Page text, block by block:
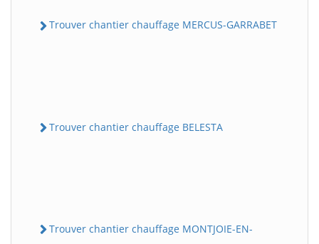
Trouver chantier chauffage MERCUS-GARRABET
Trouver chantier chauffage BELESTA
Trouver chantier chauffage MONTJOIE-EN-